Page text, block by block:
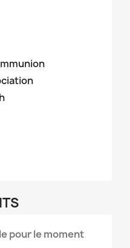
pour le moment